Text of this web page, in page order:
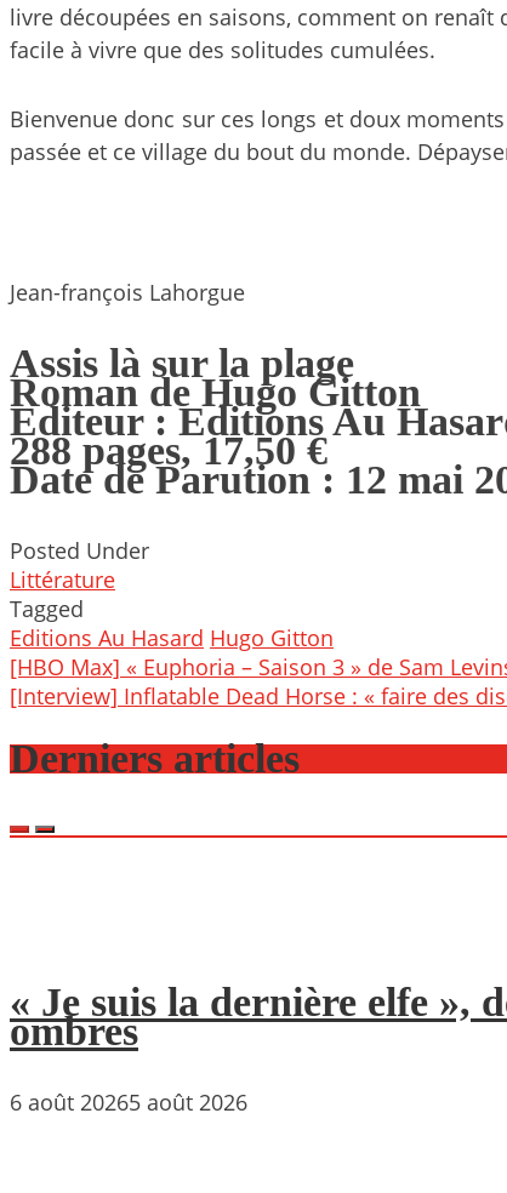
livre découpées en saisons, comment on
facile à vivre que des solitudes cumulées.
Bienvenue donc sur ces longs et doux
passée et ce village du bout du monde.
Jean-françois Lahorgue
Assis là sur la plage
Roman de Hugo Gitton
Editeur : Editions Au
288 pages, 17,50 €
Date de Parution : 12 mai
Posted Under
Littérature
Tagged
Editions Au Hasard Hugo Gitton
Post
navigation
[HBO Max] « Euphoria – Saison 3 » de Sam
[Interview] Inflatable Dead Horse : « faire des
Derniers articles
« Je suis la dernière elfe »,
ombres
6 août 20265 août 2026